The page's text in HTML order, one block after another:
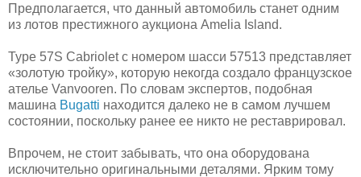
Предполагается, что данный автомобиль станет одним
из лотов престижного аукциона Amelia Island.
Type 57S Cabriolet с номером шасси 57513 представляет
«золотую тройку», которую некогда создало французское
ателье Vanvooren. По словам экспертов, подобная
машина Bugatti находится далеко не в самом лучшем
состоянии, поскольку ранее ее никто не реставрировал.
Впрочем, не стоит забывать, что она оборудована
исключительно оригинальными деталями. Ярким тому